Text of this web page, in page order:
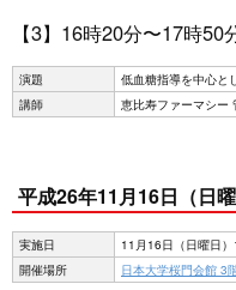
【3】16時20分〜17時50
演題
低血糖指導を中心と
講師
恵比寿ファーマシ
平成26年11月16日（日曜
実施日
11月16日（日曜日
開催場所
日本大学桜門会館 3